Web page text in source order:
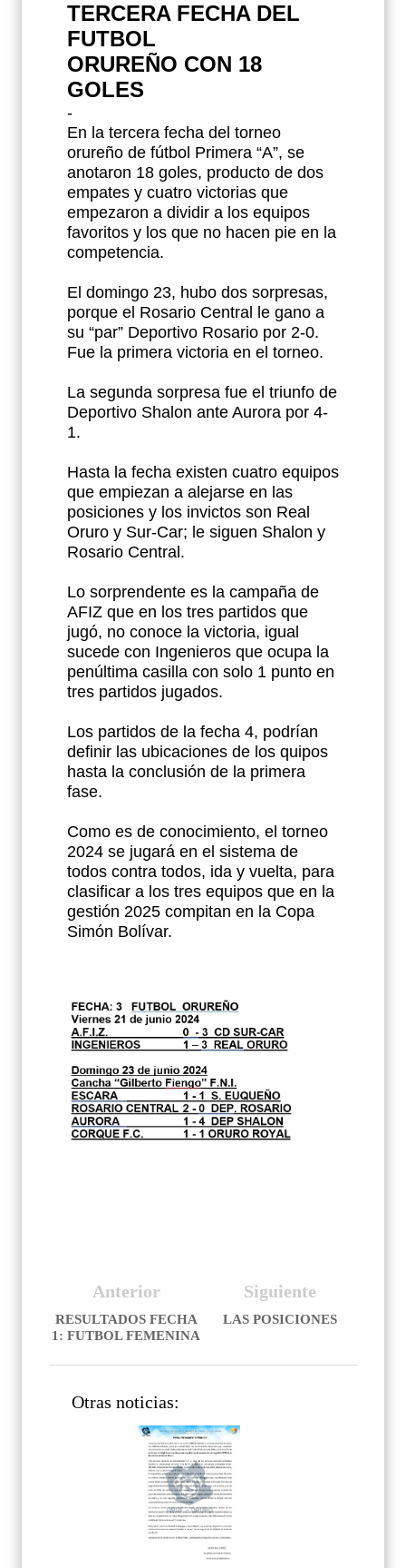
TERCERA FECHA DEL
FUTBOL
ORUREÑO CON 18
GOLES
-
En la tercera fecha del torneo
orureño de fútbol Primera “A”, se
anotaron 18 goles, producto de dos
empates y cuatro victorias que
empezaron a dividir a los equipos
favoritos y los que no hacen pie en la
competencia.
El domingo 23, hubo dos sorpresas,
porque el Rosario Central le gano a
su “par” Deportivo Rosario por 2-0.
Fue la primera victoria en el torneo.
La segunda sorpresa fue el triunfo de
Deportivo Shalon ante Aurora por 4-
1.
Hasta la fecha existen cuatro equipos
que empiezan a alejarse en las
posiciones y los invictos son Real
Oruro y Sur-Car; le siguen Shalon y
Rosario Central.
Lo sorprendente es la campaña de
AFIZ que en los tres partidos que
jugó, no conoce la victoria, igual
sucede con Ingenieros que ocupa la
penúltima casilla con solo 1 punto en
tres partidos jugados.
Los partidos de la fecha 4, podrían
definir las ubicaciones de los quipos
hasta la conclusión de la primera
fase.
Como es de conocimiento, el torneo
2024 se jugará en el sistema de
todos contra todos, ida y vuelta, para
clasificar a los tres equipos que en la
gestión 2025 compitan en la Copa
Simón Bolívar.
Siguiente
LAS POSICIONES
Anterior
RESULTADOS FECHA
1: FUTBOL FEMENINA
Otras noticias: